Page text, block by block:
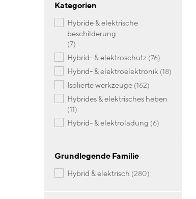
Kategorien
hybride & elektrische
beschilderung
7Artikel
hybrid- & elektroschutz 76Artikel
hybrid- & elektroelektronik 18Artikel
isolierte werkzeuge 162Artikel
hybrides & elektrisches heben
11Artikel
hybrid- & elektroladung 6Artikel
Grundlegende Familie
hybrid & elektrisch 280Artikel